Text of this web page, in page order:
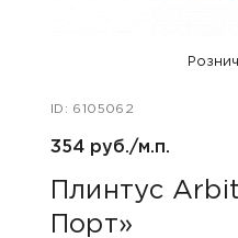
ID: 6105062
354 руб./м.п.
Плинтус
Порт»